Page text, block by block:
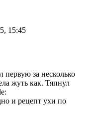
15:45
первую за несколько
жуть как. Тяпнул
и рецепт ухи по